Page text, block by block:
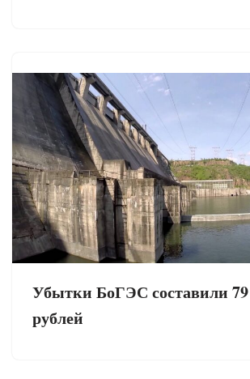
Убытки БоГЭС составили
рублей